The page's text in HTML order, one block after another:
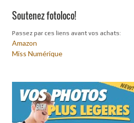
Soutenez fotoloco!
Passez par ces liens avant vos achats:
Amazon
Miss Numérique